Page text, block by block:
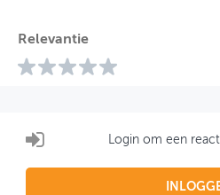
Relevantie
Login om een